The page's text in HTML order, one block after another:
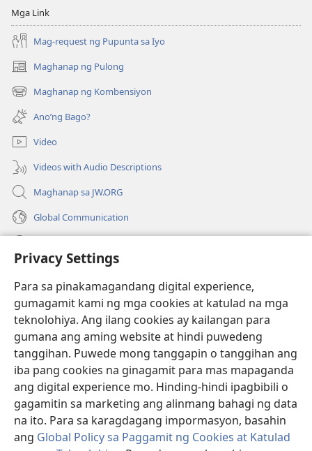
Privacy Settings
Para sa pinakamagandang digital experience,
gumagamit kami ng mga cookies at katulad na mga
teknolohiya. Ang ilang cookies ay kailangan para
gumana ang aming website at hindi puwedeng
tanggihan. Puwede mong tanggapin o tanggihan ang
iba pang cookies na ginagamit para mas mapaganda
ang digital experience mo. Hinding-hindi ipagbibili o
gagamitin sa marketing ang alinmang bahagi ng data
na ito. Para sa karagdagang impormasyon, basahin
ang Global Policy sa Paggamit ng Cookies at Katulad
Mga Link
Mag-request ng Pupunta sa Iyo
Maghanap ng Pulong
(may
bubukas
na
bagong
window)
Maghanap ng Kombensiyon
(may
bubukas
na
bagong
window)
Ano’ng Bago?
Video
Videos with Audio Descriptions
Maghanap sa JW.ORG
Global Communication
(may
na
bagong
window)
Watchtower ONLINE LIBRARY™
(may
bubukas
na
bagong
window)
JW Hub ®
(may
bubukas
bagong
window)
JW Library ®
Watchtower Library®